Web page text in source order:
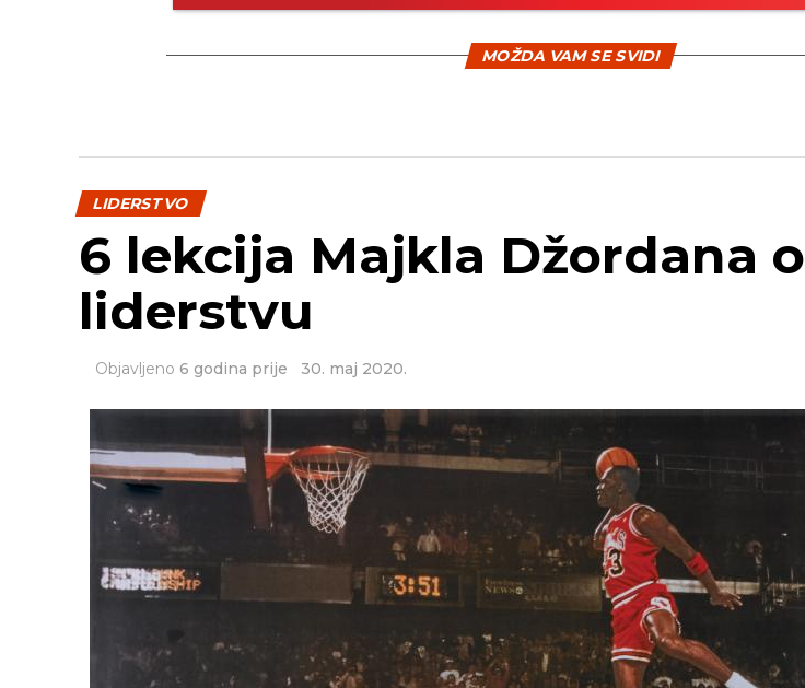
MOŽDA VAM SE SVIDI
LIDERSTVO
6 lekcija Majkla Džordana o
liderstvu
Objavljeno 6 godina prije 30. maj 2020.